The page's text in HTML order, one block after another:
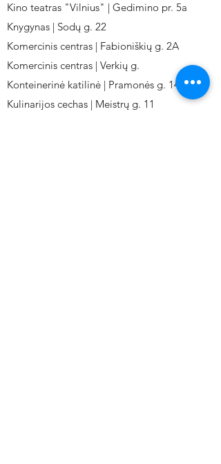
Kino teatras "Vilnius" | Gedimino pr. 5a
Knygynas | Sodų g. 22
Komercinis centras | Fabioniškių g. 2A
Komercinis centras | Verkių g.
Konteinerinė katilinė | Pramonės g. 141
Kulinarijos cechas | Meistrų g. 11